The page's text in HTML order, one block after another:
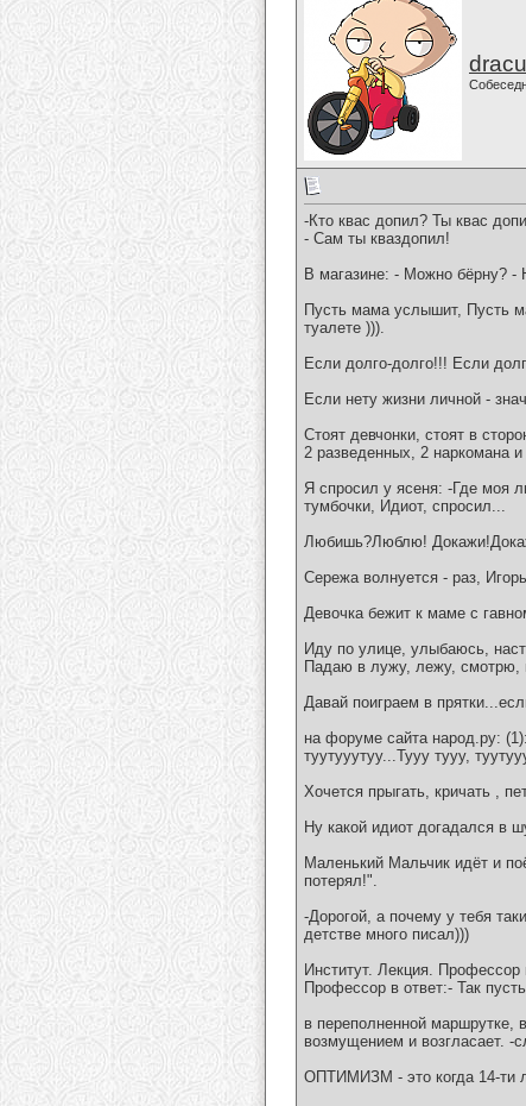
-Кто квас допил? Ты квас
- Сам ты кваздопил!
В магазине: - Можно бёрну? -
Пусть мама услышит, Пусть
туалете ))).
Если долго-долго!!! Если
Если нету жизни личной -
Стоят девчонки, стоят в
2 разведенных, 2 наркомана
Я спросил у ясеня: -Где моя
тумбочки, Идиот, спросил...
Любишь?Люблю!
Сережа волнуется - раз,
Девочка бежит к маме с
Иду по улице, улыбаюсь,
Падаю в лужу, лежу, смотрю,
Давай поиграем в
на форуме сайта народ.ру:
туутууутуу...Тууу тууу,
Хочется прыгать, кричать ,
Ну какой идиот догадался в
Маленький Мальчик идёт и
потерял!".
-Дорогой, а почему у тебя
детстве много писал)))
Институт. Лекция.
Профессор в ответ:- Так
в переполненной маршрутке,
возмущением и возгласает. -
ОПТИМИЗМ - это когда 14-ти